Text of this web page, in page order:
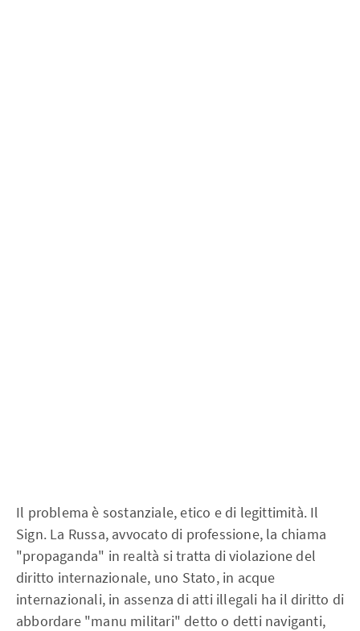
Il problema è sostanziale, etico e di legittimità. Il
Sign. La Russa, avvocato di professione, la chiama
"propaganda" in realtà si tratta di violazione del
diritto internazionale, uno Stato, in acque
internazionali, in assenza di atti illegali ha il diritto di
abbordare "manu militari" detto o detti naviganti,